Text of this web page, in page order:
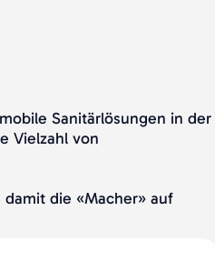
Sanitärlösungen in der
Vielzahl von
die «Macher» auf